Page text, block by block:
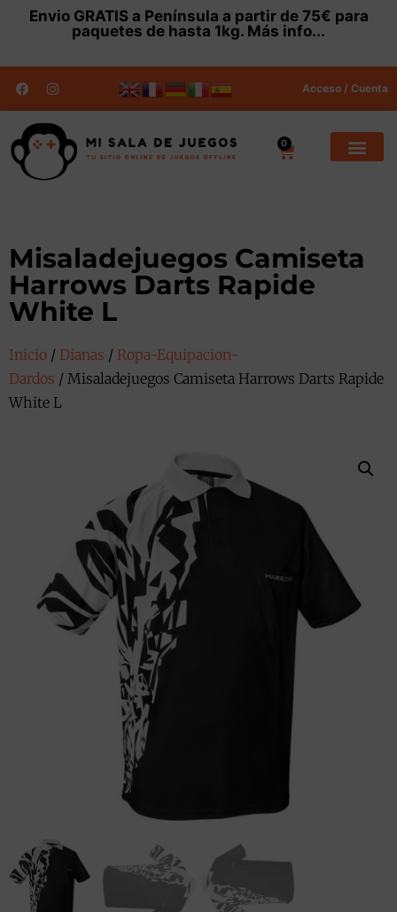
Envio GRATISa Península a partir de 75€ para
paquetes de hasta 1kg. Más info...
Acceso / Cuenta
0
Misaladejuegos Camiseta
Harrows Darts Rapide
White L
Inicio / Dianas / Ropa-Equipacion-
Dardos / Misaladejuegos Camiseta Harrows Darts Rapide
White L